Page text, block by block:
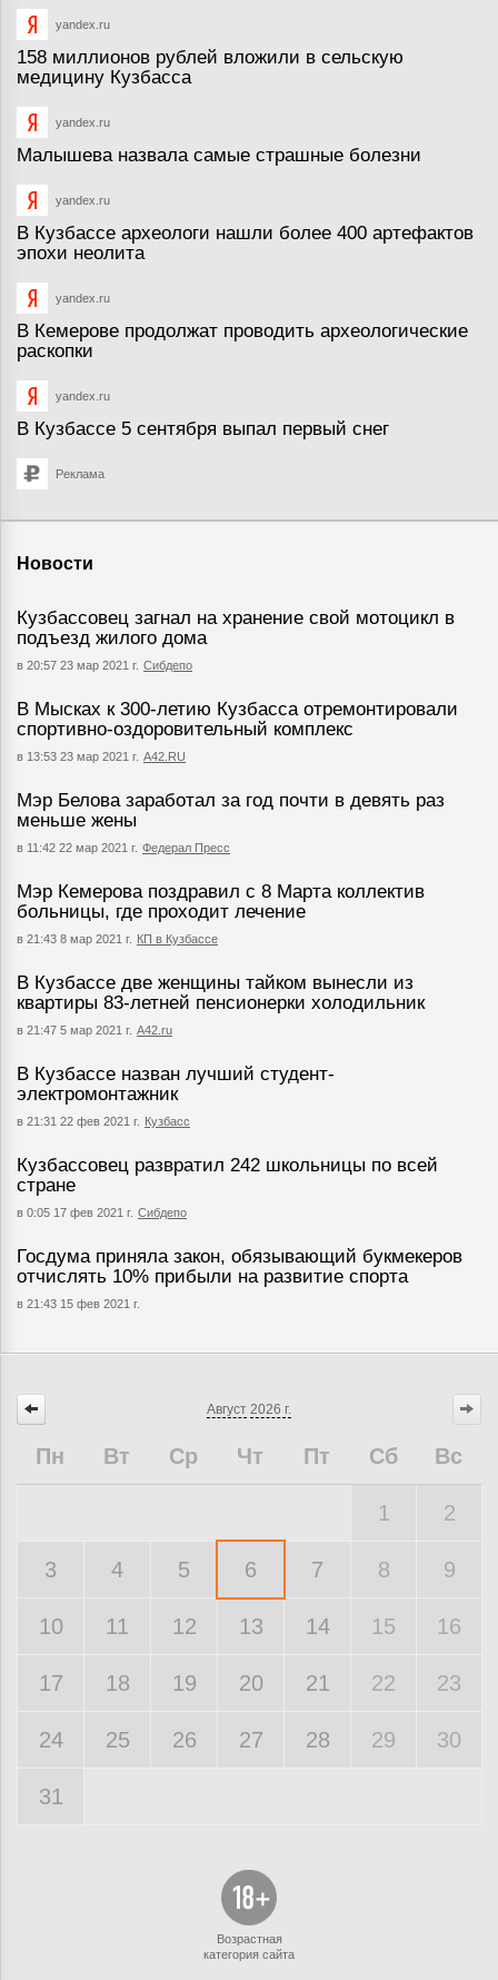
yandex.ru
158 миллионов рублей вложили в сельскую
медицину Кузбасса
yandex.ru
Малышева назвала самые страшные болезни
yandex.ru
В Кузбассе археологи нашли более 400 артефактов
эпохи неолита
yandex.ru
В Кемерове продолжат проводить археологические
раскопки
yandex.ru
В Кузбассе 5 сентября выпал первый снег
Реклама
Новости
Кузбассовец загнал на хранение свой мотоцикл в
подъезд жилого дома
в 20:57 23 мар 2021 г. Сибдепо
В Мысках к 300-летию Кузбасса отремонтировали
спортивно-оздоровительный комплекс
в 13:53 23 мар 2021 г. А42.RU
Мэр Белова заработал за год почти в девять раз
меньше жены
в 11:42 22 мар 2021 г. Федерал Пресс
Мэр Кемерова поздравил с 8 Марта коллектив
больницы, где проходит лечение
в 21:43 8 мар 2021 г. КП в Кузбассе
В Кузбассе две женщины тайком вынесли из
квартиры 83-летней пенсионерки холодильник
в 21:47 5 мар 2021 г. А42.ru
В Кузбассе назван лучший студент-
электромонтажник
в 21:31 22 фев 2021 г. Кузбасс
Кузбассовец развратил 242 школьницы по всей
стране
в 0:05 17 фев 2021 г. Сибдепо
Госдума приняла закон, обязывающий букмекеров
отчислять 10% прибыли на развитие спорта
в 21:43 15 фев 2021 г.
Август 2026 г.
Пн Вт Ср Чт Пт Сб Вс
1 2
3 4 5 6 7 8 9
10 11 12 13 14 15 16
17 18 19 20 21 22 23
24 25 26 27 28 29 30
31
Возрастная
категория сайта